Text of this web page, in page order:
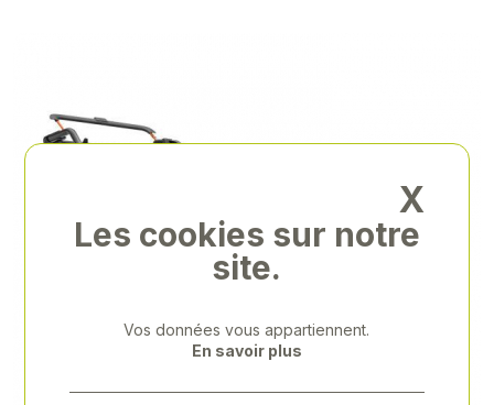
X
Les cookies sur notre
site.
Vos données vous appartiennent.
En savoir plus